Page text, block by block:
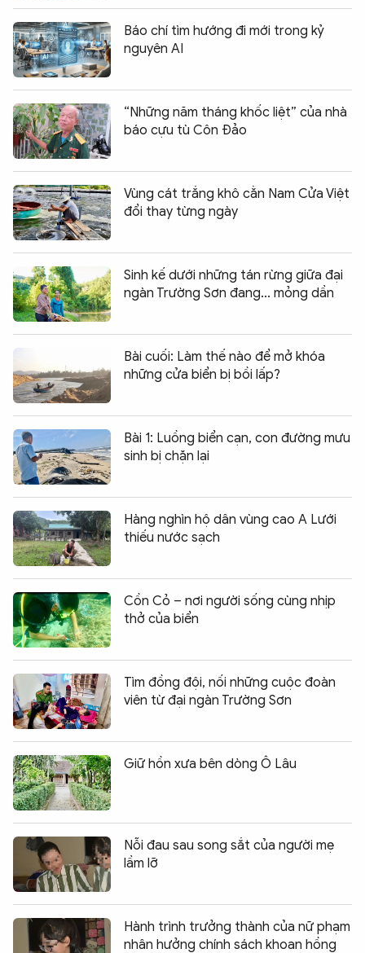
Báo chí tìm hướng đi mới trong kỷ
nguyên AI
“Những năm tháng khốc liệt” của nhà
báo cựu tù Côn Đảo
Vùng cát trắng khô cằn Nam Cửa Việt
đổi thay từng ngày
Sinh kế dưới những tán rừng giữa đại
ngàn Trường Sơn đang... mỏng dần
Bài cuối: Làm thế nào để mở khóa
những cửa biển bị bồi lấp?
Bài 1: Luồng biển cạn, con đường mưu
sinh bị chặn lại
Hàng nghìn hộ dân vùng cao A Lưới
thiếu nước sạch
Cồn Cỏ – nơi người sống cùng nhịp
thở của biển
Tìm đồng đội, nối những cuộc đoàn
viên từ đại ngàn Trường Sơn
Giữ hồn xưa bên dòng Ô Lâu
Nỗi đau sau song sắt của người mẹ
lầm lỡ
Hành trình trưởng thành của nữ phạm
nhân hưởng chính sách khoan hồng